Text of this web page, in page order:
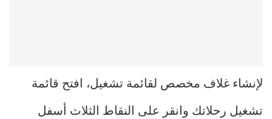
لإنشاء غلاف مخصص لقائمة تشغيل، افتح قائمة
تشغيل رحلاتك وانقر على النقاط الثلاث أسفل